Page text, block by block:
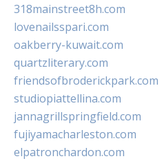
318mainstreet8h.com
lovenailsspari.com
oakberry-kuwait.com
quartzliterary.com
friendsofbroderickpark.com
studiopiattellina.com
jannagrillspringfield.com
fujiyamacharleston.com
elpatronchardon.com